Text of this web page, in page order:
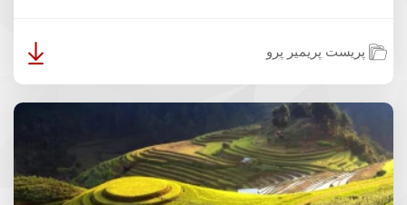
پریست پریمیر پرو